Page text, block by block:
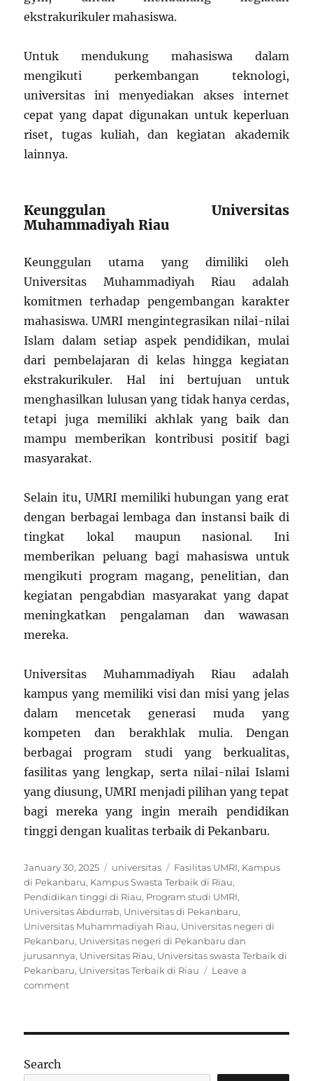
ekstrakurikuler mahasiswa.
Untuk mendukung mahasiswa dalam
mengikuti perkembangan teknologi,
universitas ini menyediakan akses internet
cepat yang dapat digunakan untuk keperluan
riset, tugas kuliah, dan kegiatan akademik
lainnya.
Keunggulan Universitas
Muhammadiyah Riau
Keunggulan utama yang dimiliki oleh
Universitas Muhammadiyah Riau adalah
komitmen terhadap pengembangan karakter
mahasiswa. UMRI mengintegrasikan nilai-nilai
Islam dalam setiap aspek pendidikan, mulai
dari pembelajaran di kelas hingga kegiatan
ekstrakurikuler. Hal ini bertujuan untuk
menghasilkan lulusan yang tidak hanya cerdas,
tetapi juga memiliki akhlak yang baik dan
mampu memberikan kontribusi positif bagi
masyarakat.
Selain itu, UMRI memiliki hubungan yang erat
dengan berbagai lembaga dan instansi baik di
tingkat lokal maupun nasional. Ini
memberikan peluang bagi mahasiswa untuk
mengikuti program magang, penelitian, dan
kegiatan pengabdian masyarakat yang dapat
meningkatkan pengalaman dan wawasan
mereka.
Universitas Muhammadiyah Riau adalah
kampus yang memiliki visi dan misi yang jelas
dalam mencetak generasi muda yang
kompeten dan berakhlak mulia. Dengan
berbagai program studi yang berkualitas,
fasilitas yang lengkap, serta nilai-nilai Islami
yang diusung, UMRI menjadi pilihan yang tepat
bagi mereka yang ingin meraih pendidikan
tinggi dengan kualitas terbaik di Pekanbaru.
Posted
on
January 30, 2025 Categories
universitas Tags
Fasilitas UMRI, Kampus
di Pekanbaru, Kampus Swasta Terbaik di Riau,
Pendidikan tinggi di Riau, Program studi UMRI,
Universitas Abdurrab, Universitas di Pekanbaru,
Universitas Muhammadiyah Riau, Universitas negeri di
Pekanbaru, Universitas negeri di Pekanbaru dan
jurusannya, Universitas Riau, Universitas swasta Terbaik di
Pekanbaru, Universitas Terbaik di Riau
Leave a
commenton
di
Search